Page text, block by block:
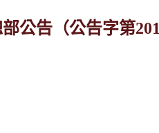
公告（公告字第